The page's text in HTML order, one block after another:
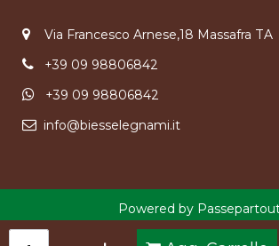
Via Francesco Arnese,18 Massafra TA
+39 09 98806842
+39 09 98806842
info@biesselegnami.it
Powered by